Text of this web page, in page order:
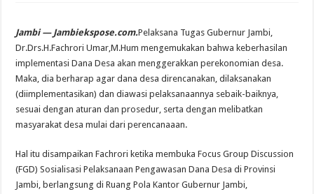
Jambi — Jambiekspose.com.Pelaksana Tugas Gubernur Jambi,
Dr.Drs.H.Fachrori Umar,M.Hum mengemukakan bahwa keberhasilan
implementasi Dana Desa akan menggerakkan perekonomian desa.
Maka, dia berharap agar dana desa direncanakan, dilaksanakan
(diimplementasikan) dan diawasi pelaksanaannya sebaik-baiknya,
sesuai dengan aturan dan prosedur, serta dengan melibatkan
masyarakat desa mulai dari perencanaaan.
Hal itu disampaikan Fachrori ketika membuka Focus Group Discussion
(FGD) Sosialisasi Pelaksanaan Pengawasan Dana Desa di Provinsi
Jambi, berlangsung di Ruang Pola Kantor Gubernur Jambi,